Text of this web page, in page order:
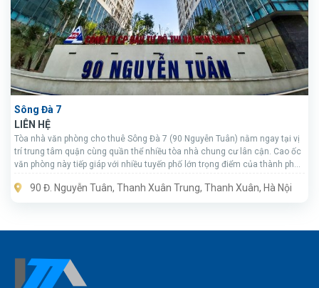
Sông Đà 7
LIÊN HỆ
Tòa nhà văn phòng cho thuê Sông Đà 7 (90 Nguyễn Tuân) nằm ngay tại vị
trí trung tâm quận cùng quần thể nhiều tòa nhà chung cư lân cận. Cao ốc
văn phòng này tiếp giáp với nhiều tuyến phố lớn trọng điểm của thành phố
90 Đ. Nguyễn Tuân, Thanh Xuân Trung, Thanh Xuân, Hà Nội